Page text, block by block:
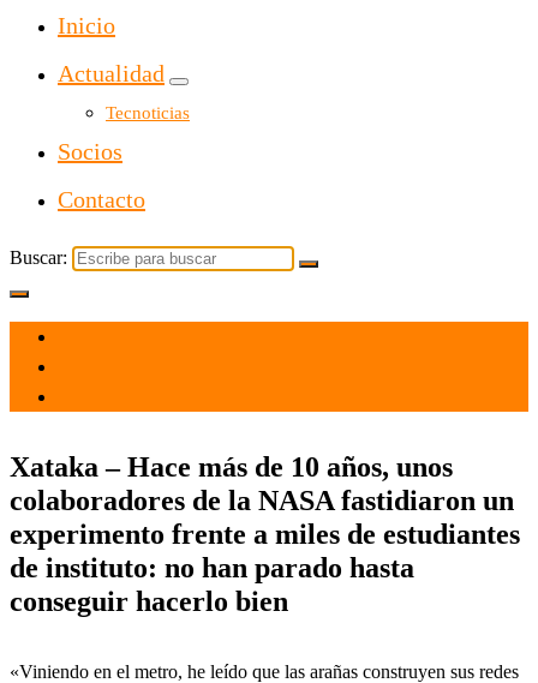
Yacal micro hosting
Inicio
Actualidad
Tecnoticias
Socios
Contacto
Buscar:
Xataka – Hace más de 10 años, unos
colaboradores de la NASA fastidiaron un
experimento frente a miles de estudiantes
de instituto: no han parado hasta
conseguir hacerlo bien
«Viniendo en el metro, he leído que las arañas construyen sus redes